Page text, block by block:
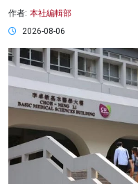
作者: 本社編輯部
2026-08-06